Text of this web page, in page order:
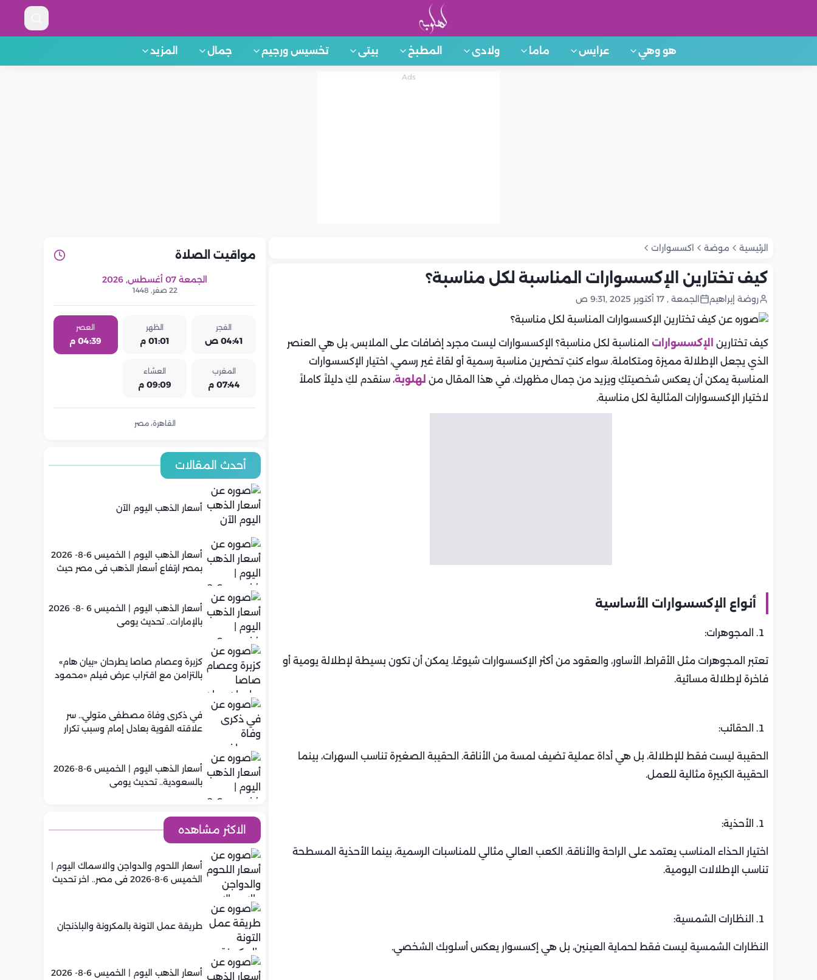
هو وهي عرايس ماما ولادى المطبخ بيتى تخسيس ورجيم جمال المزيد
الرئيسية موضة اكسسوارات
كيف تختارين الإكسسوارات المناسبة لكل مناسبة؟
روضة إبراهيم الجمعة , 17 أكتوبر 2025 ,9:31 ص
كيف تختارين الإكسسوارات المناسبة لكل مناسبة؟ الإكسسوارات ليست مجرد إضافات على الملابس، بل هي العنصر
الذي يجعل الإطلالة مميزة ومتكاملة. سواء كنتِ تحضرين مناسبة رسمية أو لقاءً غير رسمي، اختيار الإكسسوارات
المناسبة يمكن أن يعكس شخصيتكِ ويزيد من جمال مظهرك. في هذا المقال من لهلوبة، سنقدم لكِ دليلاً كاملاً
لاختيار الإكسسوارات المثالية لكل مناسبة.
أنواع الإكسسوارات الأساسية
المجوهرات:
تعتبر المجوهرات مثل الأقراط، الأساور، والعقود من أكثر الإكسسوارات شيوعًا. يمكن أن تكون بسيطة لإطلالة يومية أو
فاخرة لإطلالة مسائية.
الحقائب:
الحقيبة ليست فقط للإطلالة، بل هي أداة عملية تضيف لمسة من الأناقة. الحقيبة الصغيرة تناسب السهرات، بينما
الحقيبة الكبيرة مثالية للعمل.
الأحذية:
اختيار الحذاء المناسب يعتمد على الراحة والأناقة. الكعب العالي مثالي للمناسبات الرسمية، بينما الأحذية المسطحة
تناسب الإطلالات اليومية.
النظارات الشمسية:
النظارات الشمسية ليست فقط لحماية العينين، بل هي إكسسوار يعكس أسلوبك الشخصي.
مواقيت الصلاة
الجمعة 07 أغسطس, 2026
22 صفر, 1448
الفجر
04:41 ص
الظهر
01:01 م
العصر
04:39 م
المغرب
07:44 م
العشاء
09:09 م
القاهرة، مصر
أحدث المقالات
أسعار الذهب اليوم الآن
أسعار الذهب اليوم | الخميس 6-8- 2026
بمصر ارتفاع أسعار الذهب في مصر حيث
أسعار الذهب اليوم | الخميس 6 -8- 2026
بالإمارات.. تحديث يومي
كزبرة وعصام صاصا يطرحان «بيان هام»
بالتزامن مع اقتراب عرض فيلم «محمود
في ذكرى وفاة مصطفى متولي.. سر
علاقته القوية بعادل إمام وسبب تكرار
أسعار الذهب اليوم | الخميس 6-8-2026
بالسعودية.. تحديث يومي
الاكثر مشاهده
أسعار اللحوم والدواجن والاسماك اليوم |
الخميس 6-8-2026 في مصر.. اخر تحديث
طريقة عمل التونة بالمكرونة والباذنجان
أسعار الذهب اليوم | الخميس 6-8- 2026